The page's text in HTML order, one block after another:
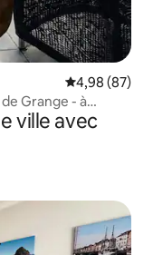
Évaluation
4,98 (87)
Grange - à
ville avec